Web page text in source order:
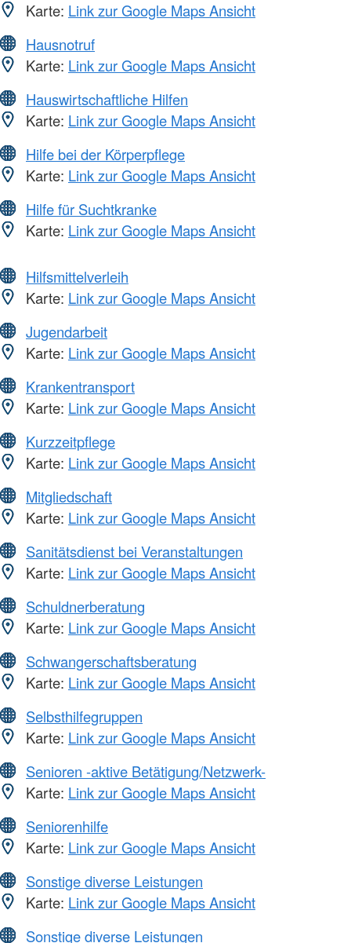
Karte: Link zur Google Maps Ansicht
Hausnotruf
Karte: Link zur Google Maps Ansicht
Hauswirtschaftliche Hilfen
Karte: Link zur Google Maps Ansicht
Hilfe bei der Körperpflege
Karte: Link zur Google Maps Ansicht
Hilfe für Suchtkranke
Karte: Link zur Google Maps Ansicht
Hilfsmittelverleih
Karte: Link zur Google Maps Ansicht
Jugendarbeit
Karte: Link zur Google Maps Ansicht
Krankentransport
Karte: Link zur Google Maps Ansicht
Kurzzeitpflege
Karte: Link zur Google Maps Ansicht
Mitgliedschaft
Karte: Link zur Google Maps Ansicht
Sanitätsdienst bei Veranstaltungen
Karte: Link zur Google Maps Ansicht
Schuldnerberatung
Karte: Link zur Google Maps Ansicht
Schwangerschaftsberatung
Karte: Link zur Google Maps Ansicht
Selbsthilfegruppen
Karte: Link zur Google Maps Ansicht
Senioren -aktive Betätigung/Netzwerk-
Karte: Link zur Google Maps Ansicht
Seniorenhilfe
Karte: Link zur Google Maps Ansicht
Sonstige diverse Leistungen
Karte: Link zur Google Maps Ansicht
Sonstige diverse Leistungen